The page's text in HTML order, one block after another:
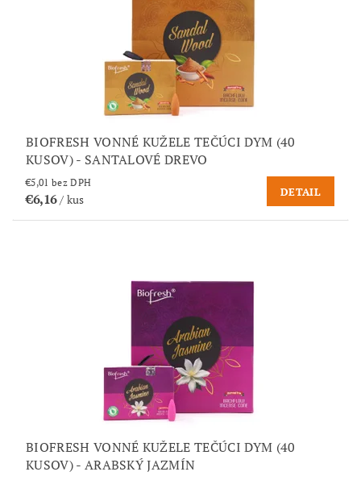
BIOFRESH VONNÉ KUŽELE TEČÚCI DYM (40
KUSOV) - SANTALOVÉ DREVO
€5,01 bez DPH
€6,16/ kus
DETAIL
BIOFRESH VONNÉ KUŽELE TEČÚCI DYM (40
KUSOV) - ARABSKÝ JAZMÍN